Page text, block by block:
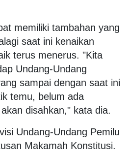
memiliki tambahan yang
saat ini kenaikan
terus menerus. "Kita
Undang-Undang
sampai dengan saat ini
temu, belum ada
disahkan," kata dia.
Undang-Undang Pemilu
Makamah Konstitusi.